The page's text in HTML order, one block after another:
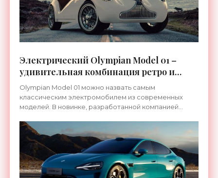
Электрический Olympian Model 01 –
удивительная комбинация ретро и
супертехнологичности -
«Электромобили»
Olympian Model 01 можно назвать самым
классическим электромобилем из современных
моделей. В новинке, разработанной компанией
ездили родители наших